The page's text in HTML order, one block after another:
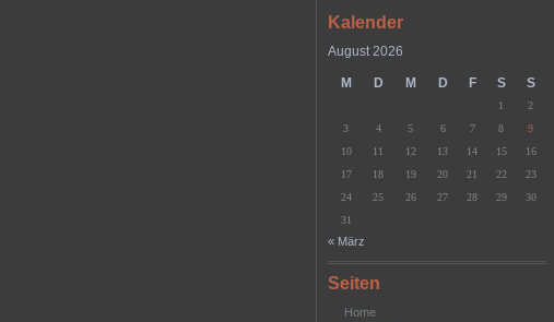
Kalender
August 2026
M D M D F S S
1
2
3
4 5 6 7 8
9
10
11 12 13 14 15
16
17
18 19 20 21 22
23
24
25 26 27 28 29
30
31
« März
Seiten
Home